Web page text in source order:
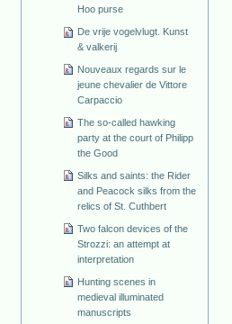
Hoo purse
De vrije vogelvlugt. Kunst
& valkerij
Nouveaux regards sur le
jeune chevalier de Vittore
Carpaccio
The so-called hawking
party at the court of Philipp
the Good
Silks and saints: the Rider
and Peacock silks from the
relics of St. Cuthbert
Two falcon devices of the
Strozzi: an attempt at
interpretation
Hunting scenes in
medieval illuminated
manuscripts